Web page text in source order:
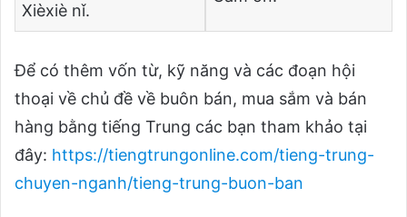
Xièxiè nǐ.
Để có thêm vốn từ, kỹ năng và các đoạn hội
thoại về chủ đề về buôn bán, mua sắm và bán
hàng bằng tiếng Trung các bạn tham khảo tại
đây: https://tiengtrungonline.com/tieng-trung-
chuyen-nganh/tieng-trung-buon-ban